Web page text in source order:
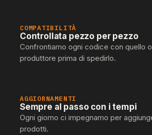
COMPATIBILITÀ
Controllata pezzo per pezzo
Confrontiamo ogni codice con quello
produttore prima di spedirlo.
AGGIORNAMENTI
Sempre al passo con i tempi
Ogni giorno ci impegnamo per
prodotti.